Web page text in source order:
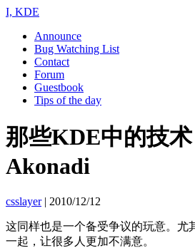
I, KDE
Announce
Bug Watching List
Contact
Forum
Guestbook
Tips of the day
那些KDE中的技术
Akonadi
csslayer| 2010/12/12
这同样也是一个备受争议的玩意。尤
一起，让很多人更加不满意。